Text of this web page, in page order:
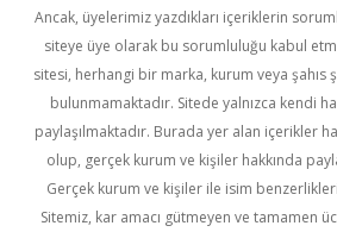
Ancak, üyelerimiz yazdıkları içeriklerin
siteye üye olarak bu sorumluluğu kabul
sitesi, herhangi bir marka, kurum veya şahıs
bulunmamaktadır. Sitede yalnızca kendi
paylaşılmaktadır. Burada yer alan içerikler
olup, gerçek kurum ve kişiler hakkında
Gerçek kurum ve kişiler ile isim
Sitemiz, kar amacı gütmeyen ve tamamen